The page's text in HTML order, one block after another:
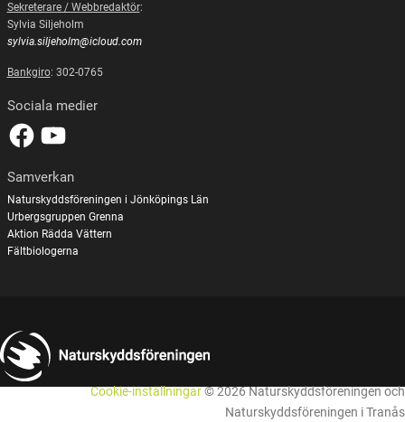
Sekreterare / Webbredaktör:
Sylvia Siljeholm
sylvia.siljeholm@icloud.com
Bankgiro: 302-0765
Sociala medier
Samverkan
Naturskyddsföreningen i Jönköpings Län
Urbergsgruppen Grenna
Aktion Rädda Vättern
Fältbiologerna
Cookie-inställningar© 2026 Naturskyddsföreningen och
Naturskyddsföreningen i Tranås